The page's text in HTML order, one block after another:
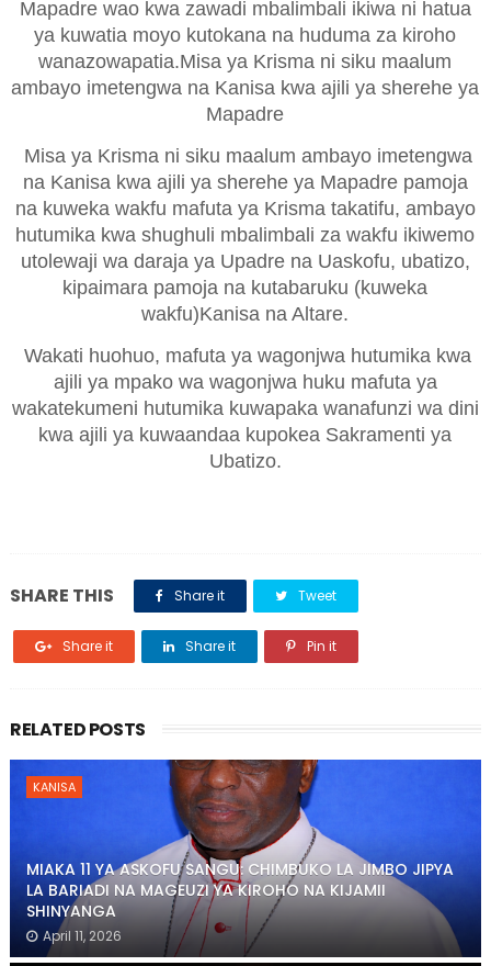
Mapadre wao kwa zawadi mbalimbali ikiwa ni hatua
ya kuwatia moyo kutokana na huduma za kiroho
wanazowapatia.Misa ya Krisma ni siku maalum
ambayo imetengwa na Kanisa kwa ajiliya sherehe ya
Mapadre
Misa ya Krisma ni siku maalum ambayo imetengwa
na Kanisa kwa ajili ya sherehe ya Mapadre pamoja
na kuweka wakfu mafuta ya Krisma takatifu, ambayo
hutumika kwa shughuli mbalimbali za wakfu ikiwemo
utolewaji wa daraja ya Upadre na Uaskofu, ubatizo,
kipaimara pamoja na kutabaruku (kuweka
wakfu)Kanisa na Altare.
Wakati huohuo, mafuta ya wagonjwa hutumika kwa
ajili ya mpako wa wagonjwa huku mafuta ya
wakatekumeni hutumika kuwapaka wanafunzi wa dini
kwa ajili ya kuwaandaa kupokea Sakramenti ya
Ubatizo.
SHARE THIS Share it Tweet
Share it Share it Pin it
RELATED POSTS
KANISA
MIAKA 11 YA ASKOFU SANGU: CHIMBUKO LA JIMBO JIPYA
LA BARIADI NA MAGEUZI YA KIROHO NA KIJAMII
SHINYANGA
April 11, 2026